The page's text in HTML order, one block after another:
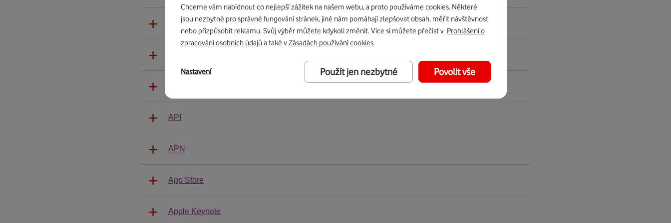
Android
API
APN
App Store
Apple Keynote
Chceme vám nabídnout co nejlepší zážitek na našem webu, a proto používáme cookies. Některé
jsou nezbytné pro správné fungování stránek, jiné nám pomáhají zlepšovat obsah, měřit návštěvnost
nebo přizpůsobit reklamu. Svůj výběr můžete kdykoli změnit. Více si můžete přečíst v Prohlášení o
zpracování osobních údajůa také vZásadách používání cookies.
Použít jen nezbytné Povolit vše
Nastavení